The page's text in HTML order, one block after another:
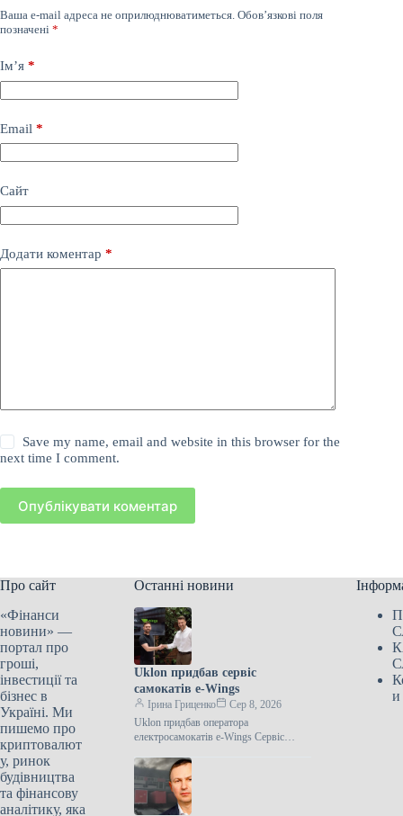
Ваша e-mail адреса не оприлюднюватиметься. Обов’язкові поля
позначені *
Ім’я *
Email *
Сайт
Додати коментар *
Save my name, email and website in this browser for the
next time I comment.
Опублікувати коментар
Про сайт
«Фінанси
новини» —
портал про
гроші,
інвестиції та
бізнес в
Україні. Ми
пишемо про
криптовалют
у, ринок
будівництва
та фінансову
аналітику, яка
Останні новини
Uklon придбав сервіс
самокатів e-Wings
Ірина Гриценко
Сер 8, 2026
Uklon придбав оператора
електросамокатів e-Wings Сервіс
и